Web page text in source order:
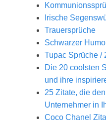
Irische
Trauersprüche
Schwarzer
Tupac Sprüche /
Die 20 coolsten
und ihre
25 Zitate, die
Unternehmer in
Coco Chanel